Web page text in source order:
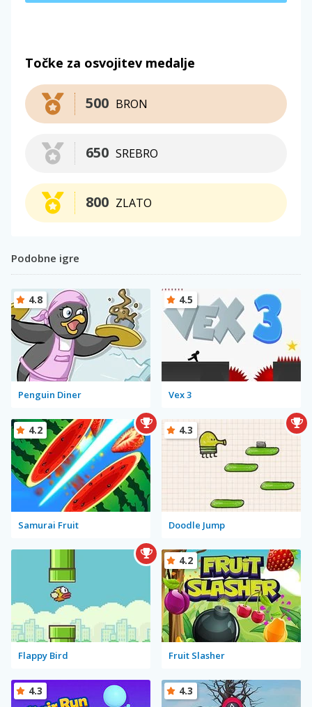
Točke za osvojitev medalje
BRON
500
SREBRO
650
ZLATO
800
Podobne igre
Penguin Diner
4.8
Vex 3
4.5
Samurai Fruit
4.2
Doodle Jump
4.3
Flappy Bird Fruit Slasher
4.2
4.3 4.3